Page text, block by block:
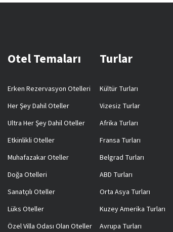
Otel Temaları
Erken Rezervasyon Otelleri
Her Şey Dahil Oteller
Ultra Her Şey Dahil Oteller
Etkinlikli Oteller
Muhafazakar Oteller
Doğa Otelleri
Sanatçılı Oteller
Lüks Oteller
Özel Villa Odası Olan Oteller
Turlar
Kültür Turları
Vizesiz Turlar
Afrika Turları
Fransa Turları
Belgrad Turları
ABD Turları
Orta Asya Turları
Kuzey Amerika Turları
Avrupa Turları